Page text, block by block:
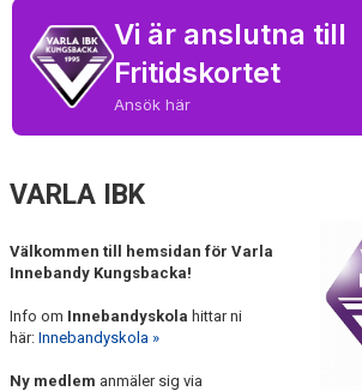
VÅRA LAG
KONTAKT
DOKUMENT
Vi är anslutna till
Fritidskortet
Ansök här
VARLA IBK
Välkommen till hemsidan för Varla
Innebandy Kungsbacka!
Info om Innebandyskola hittar ni
här: Innebandyskola »
Ny medlem anmäler sig via